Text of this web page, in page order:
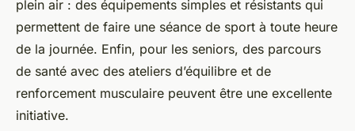
plein air : des équipements simples et résistants qui
permettent de faire une séance de sport à toute heure
de la journée. Enfin, pour les seniors, des parcours
de santé avec des ateliers d’équilibre et de
renforcement musculaire peuvent être une excellente
initiative.